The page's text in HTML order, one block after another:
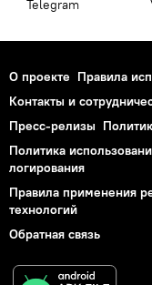
Telegram
О проекте Правила
Контакты и
Пресс-релизы
Политика
логирования
Правила применения
технологий
Обратная связь